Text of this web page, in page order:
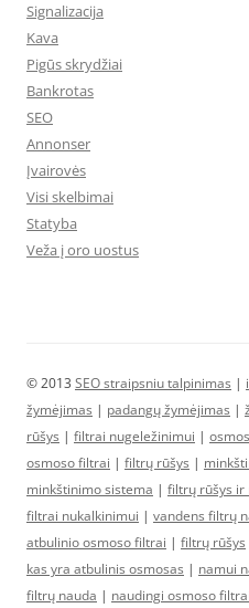
Signalizacija
Kava
Pigūs skrydžiai
Bankrotas
SEO
Annonser
Įvairovės
Visi skelbimai
Statyba
Veža į oro uostus
© 2013 SEO straipsniu talpinimas |
žymėjimas | padangų žymėjimas |
rūšys | filtrai nugeležinimui |
osmoso filtrai | filtrų rūšys |
minkštinimo sistema | filtrų rūšys ir
filtrai nukalkinimui | vandens filtrų
atbulinio osmoso filtrai | filtrų rūšys
kas yra atbulinis osmosas | namui
filtrų nauda | naudingi osmoso filtrai